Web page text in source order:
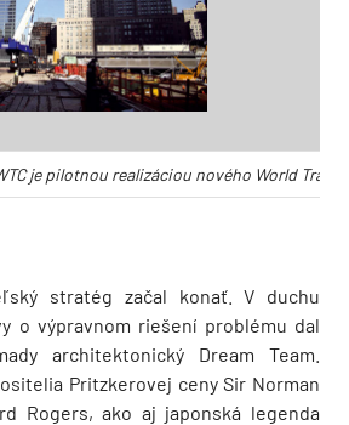
je pilotnou realizáciou nového World Trade
stratég začal konať. V duchu
o výpravnom riešení problému dal
architektonický Dream Team.
Pritzkerovej ceny Sir Norman
Rogers, ako aj japonská legenda